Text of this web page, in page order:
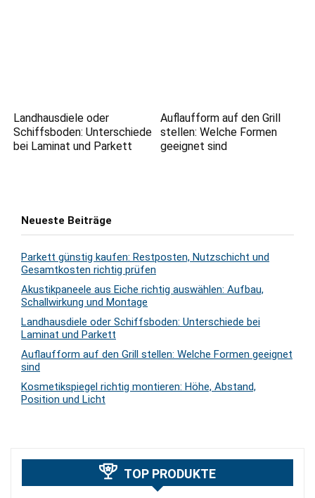
Landhausdiele oder
Schiffsboden: Unterschiede
bei Laminat und Parkett
Auflaufform auf den Grill
stellen: Welche Formen
geeignet sind
Neueste Beiträge
Parkett günstig kaufen: Restposten, Nutzschicht und
Gesamtkosten richtig prüfen
Akustikpaneele aus Eiche richtig auswählen: Aufbau,
Schallwirkung und Montage
Landhausdiele oder Schiffsboden: Unterschiede bei
Laminat und Parkett
Auflaufform auf den Grill stellen: Welche Formen geeignet
sind
Kosmetikspiegel richtig montieren: Höhe, Abstand,
Position und Licht
TOP PRODUKTE